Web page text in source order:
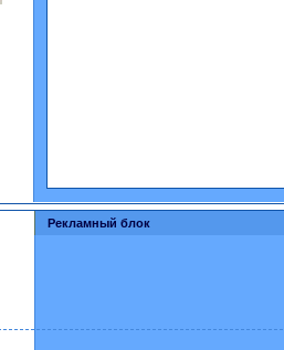
Рекламный блок